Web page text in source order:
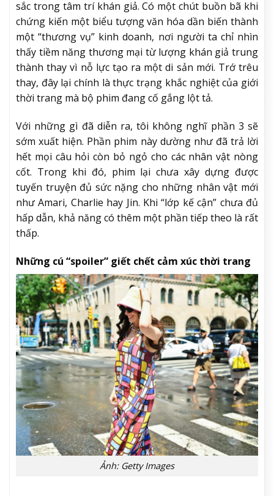
sắc trong tâm trí khán giả. Có một chút buồn bã khi
chứng kiến một biểu tượng văn hóa dần biến thành
một “thương vụ” kinh doanh, nơi người ta chỉ nhìn
thấy tiềm năng thương mại từ lượng khán giả trung
thành thay vì nỗ lực tạo ra một di sản mới. Trớ trêu
thay, đây lại chính là thực trạng khắc nghiệt của giới
thời trang mà bộ phim đang cố gắng lột tả.
Với những gì đã diễn ra, tôi không nghĩ phần 3 sẽ
sớm xuất hiện. Phần phim này dường như đã trả lời
hết mọi câu hỏi còn bỏ ngỏ cho các nhân vật nòng
cốt. Trong khi đó, phim lại chưa xây dựng được
tuyến truyện đủ sức nặng cho những nhân vật mới
như Amari, Charlie hay Jin. Khi “lớp kế cận” chưa đủ
hấp dẫn, khả năng có thêm một phần tiếp theo là rất
thấp.
Những cú “spoiler” giết chết cảm xúc thời trang
Ảnh: Getty Images